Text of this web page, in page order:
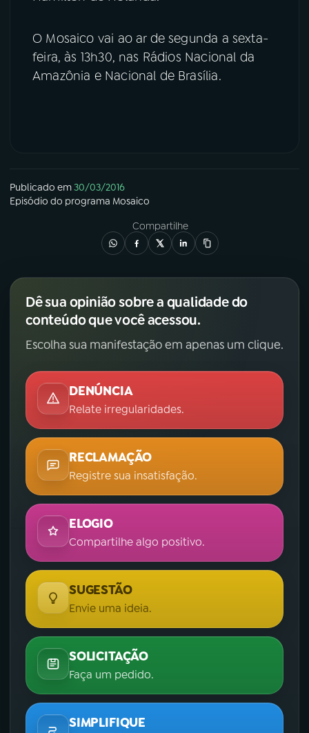
O Mosaico vai ao ar de segunda a sexta-
feira, às 13h30, nas Rádios Nacional da
Amazônia e Nacional de Brasília.
Publicado em30/03/2016
Episódio do programa Mosaico
Compartilhe
Dê sua opinião sobre a qualidade do
conteúdo que você acessou.
Escolha sua manifestação em apenas um clique.
DENÚNCIA
Relate irregularidades.
RECLAMAÇÃO
Registre sua insatisfação.
ELOGIO
Compartilhe algo positivo.
SUGESTÃO
Envie uma ideia.
SOLICITAÇÃO
Faça um pedido.
SIMPLIFIQUE